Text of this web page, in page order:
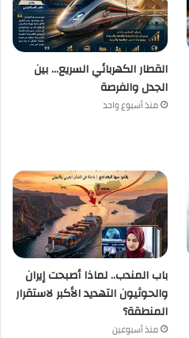
القطار الكهربائي السريع… بين
الجدل والفرصة
منذ أسبوع واحد
باب المندب.. لماذا أصبحت إيران
والحوثيون التهديد الأكبر لاستقرار
المنطقة؟
منذ أسبوعين